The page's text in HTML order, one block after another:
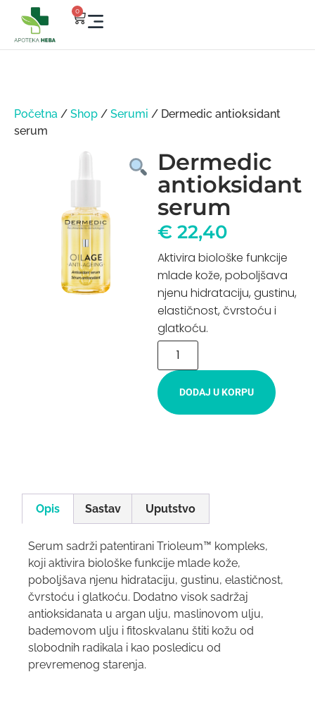
0
Početna / Shop / Serumi / Dermedic antioksidant
serum
Dermedic
antioksidant
serum
€ 22,40
Aktivira biološke funkcije
mlade kože, poboljšava
njenu hidrataciju, gustinu,
elastičnost, čvrstoću i
glatkoću.
DODAJ U KORPU
Opis Sastav Uputstvo
Serum sadrži patentirani Trioleum™ kompleks,
koji aktivira biološke funkcije mlade kože,
poboljšava njenu hidrataciju, gustinu, elastičnost,
čvrstoću i glatkoću. Dodatno visok sadržaj
antioksidanata u argan ulju, maslinovom ulju,
bademovom ulju i fitoskvalanu štiti kožu od
slobodnih radikala i kao posledicu od
prevremenog starenja.